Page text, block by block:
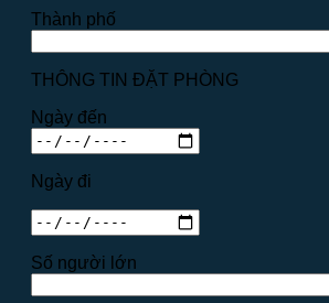
Thành phố
THÔNG TIN ĐẶT PHÒNG
Ngày đến
Ngày đi
Số người lớn